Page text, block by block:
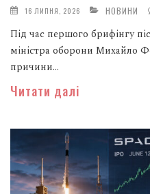
16 ЛИПНЯ, 2026 НОВИНИ
Під час першого брифінгу
міністра оборони Михайло
причини...
Читати далі